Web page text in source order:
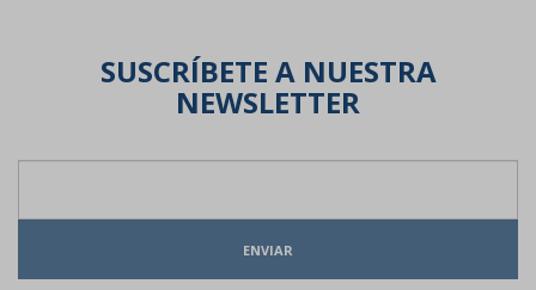
SUSCRÍBETE A NUESTRA
NEWSLETTER
ENVIAR